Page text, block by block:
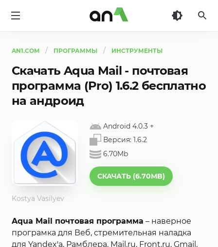
AN1.COM ПРОГРАММЫ ИНСТРУМЕНТЫ
Скачать Aqua Mail - почтовая
программа (Pro) 1.6.2 бесплатно
на андроид
Android 4.0.3 +
Версия: 1.6.2
6.70Mb
СКАЧАТЬ (6.70MB)
Kostya Vasilyev
Aqua Mail почтовая программа – наверное
програмка для Веб, стремительная наладка
для Yandex'а, Рамблера, Mail.ru, Front.ru, Gmail,